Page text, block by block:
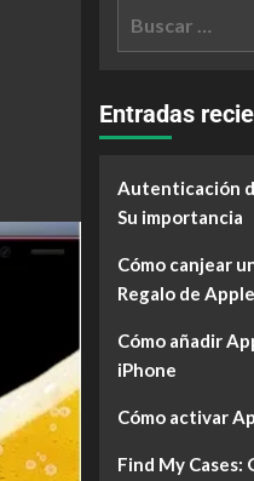
Entradas
Autenticación
Su importancia
Cómo canjear
Regalo de Apple
Cómo añadir
iPhone
Cómo activar
Find My Cases: